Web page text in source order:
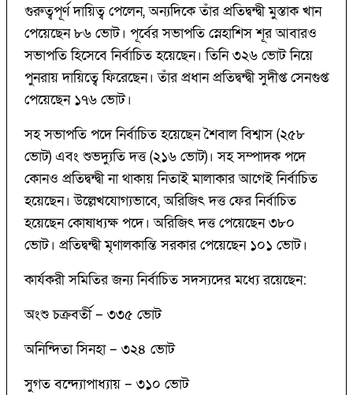
গুরুত্বপূর্ণ দায়িত্ব পেলেন, অন্যদিকে তাঁর প্রতিদ্বন্দ্বী মুস্তাক খান
পেয়েছেন ৮৬ ভোট। পূর্বের সভাপতি স্নেহাশিস শূর আবারও
সভাপতি হিসেবে নির্বাচিত হয়েছেন। তিনি ৩২৬ ভোট নিয়ে
পুনরায় দায়িত্বে ফিরেছেন। তাঁর প্রধান প্রতিদ্বন্দ্বী সুদীপ্ত সেনগুপ্ত
পেয়েছেন ১৭৬ ভোট।
সহ সভাপতি পদে নির্বাচিত হয়েছেন শৈবাল বিশ্বাস (২৫৮
ভোট) এবং শুভদ্যুতি দত্ত (২১৬ ভোট)। সহ সম্পাদক পদে
কোনও প্রতিদ্বন্দ্বী না থাকায় নিতাই মালাকার আগেই নির্বাচিত
হয়েছেন। উল্লেখযোগ্যভাবে, অরিজিৎ দত্ত ফের নির্বাচিত
হয়েছেন কোষাধ্যক্ষ পদে। অরিজিৎ দত্ত পেয়েছেন ৩৮০
ভোট। প্রতিদ্বন্দ্বী মৃণালকান্তি সরকার পেয়েছেন ১০১ ভোট।
কার্যকরী সমিতির জন্য নির্বাচিত সদস্যদের মধ্যে রয়েছেন:
অংশু চক্রবর্তী – ৩৩৫ ভোট
অনিন্দিতা সিনহা – ৩২৪ ভোট
সুগত বন্দ্যোপাধ্যায় – ৩১০ ভোট